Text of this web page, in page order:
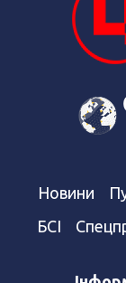
Новини
БСІ